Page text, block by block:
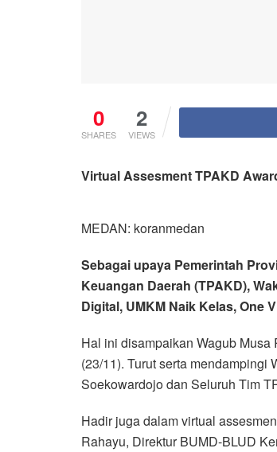
0
SHARES
2
VIEWS
Virtual Assesment TPAKD
MEDAN: koranmedan
Sebagai upaya Pemerintah
Keuangan Daerah (TPAKD),
Digital, UMKM Naik Kelas, One
Hal ini disampaikan Wagub
(23/11). Turut serta
Soekowardojo dan Seluruh Tim
Hadir juga dalam virtual
Rahayu, Direktur BUMD-BLUD